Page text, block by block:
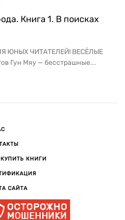
Книга 1. В поисках
ЮНЫХ ЧИТАТЕЛЕЙ! ВЕСЁЛЫЕ
Гун Мяу — бесстрашные...
КНИГИ
САЙТА